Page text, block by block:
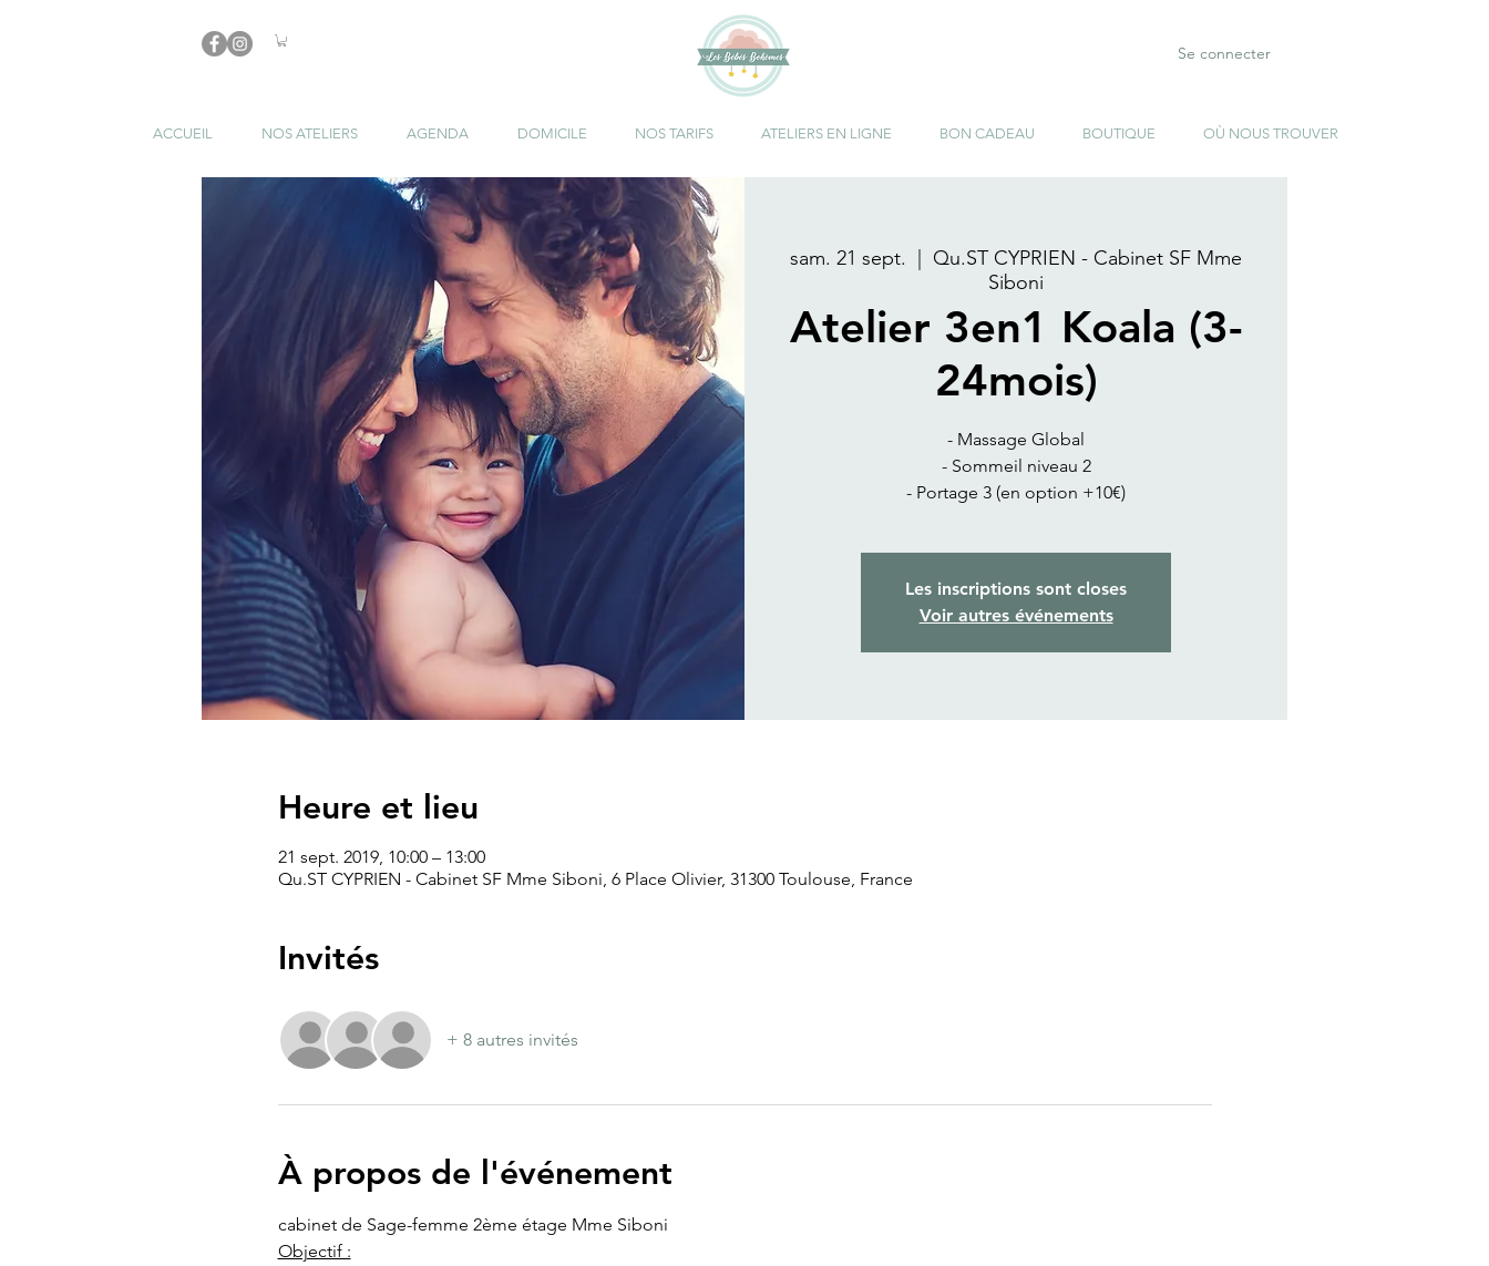
Se connecter
ACCUEIL NOS ATELIERS AGENDA DOMICILE NOS TARIFS ATELIERS EN LIGNE BON CADEAU BOUTIQUE OÙ NOUS TROUVER
sam. 21 sept.
  |
Qu.ST CYPRIEN - Cabinet SF Mme
Siboni
Atelier 3en1 Koala (3-
24mois)
- Massage Global
- Sommeil niveau 2
- Portage 3 (en option +10€)
Les inscriptions sont closes
Voir autres événements
Heure et lieu
21 sept. 2019, 10:00 – 13:00
Qu.ST CYPRIEN - Cabinet SF Mme Siboni, 6 Place Olivier, 31300 Toulouse, France
Invités
+ 8 autres invités
À propos de l'événement
cabinet de Sage-femme 2ème étage Mme Siboni
Objectif :